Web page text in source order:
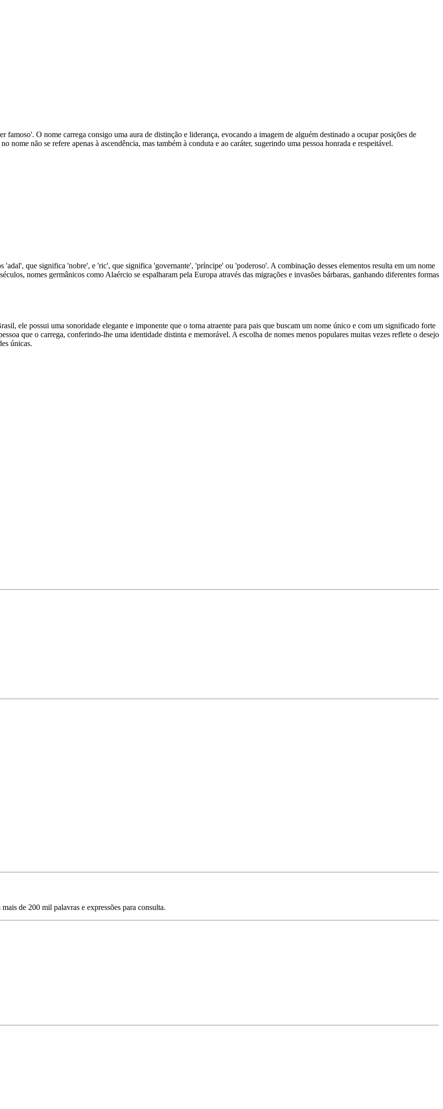
O nome carrega consigo uma aura de distinção e liderança, evocando a imagem de alguém destinado a ocupar posições de
nome não se refere apenas à ascendência, mas também à conduta e ao caráter, sugerindo uma pessoa honrada e respeitável.
que significa 'nobre', e 'ric', que significa 'governante', 'príncipe' ou 'poderoso'. A combinação desses elementos resulta em um nome
nomes germânicos como Alaércio se espalharam pela Europa através das migrações e invasões bárbaras, ganhando diferentes formas
ele possui uma sonoridade elegante e imponente que o torna atraente para pais que buscam um nome único e com um significado forte
que o carrega, conferindo-lhe uma identidade distinta e memorável. A escolha de nomes menos populares muitas vezes reflete o desejo
únicas.
de 200 mil palavras e expressões para consulta.